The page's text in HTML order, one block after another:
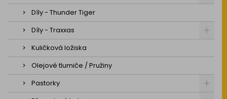
Díly - Thunder Tiger
Díly - Traxxas
Kuličková ložiska
Olejové tlumiče / Pružiny
Pastorky